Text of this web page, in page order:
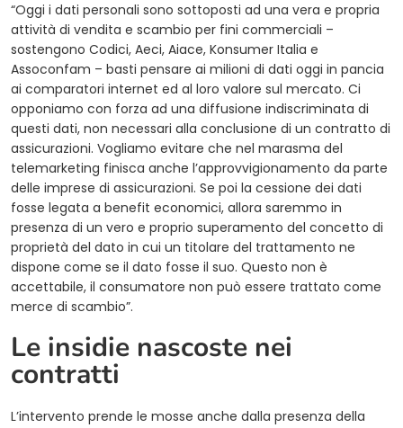
“Oggi i dati personali sono sottoposti ad una vera e propria
attività di vendita e scambio per fini commerciali –
sostengono Codici, Aeci, Aiace, Konsumer Italia e
Assoconfam – basti pensare ai milioni di dati oggi in pancia
ai comparatori internet ed al loro valore sul mercato. Ci
opponiamo con forza ad una diffusione indiscriminata di
questi dati, non necessari alla conclusione di un contratto di
assicurazioni. Vogliamo evitare che nel marasma del
telemarketing finisca anche l’approvvigionamento da parte
delle imprese di assicurazioni. Se poi la cessione dei dati
fosse legata a benefit economici, allora saremmo in
presenza di un vero e proprio superamento del concetto di
proprietà del dato in cui un titolare del trattamento ne
dispone come se il dato fosse il suo. Questo non è
accettabile, il consumatore non può essere trattato come
merce di scambio”.
Le insidie nascoste nei
contratti
L’intervento prende le mosse anche dalla presenza della